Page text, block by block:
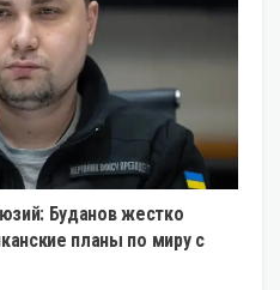
Буданов жестко
планы по миру с